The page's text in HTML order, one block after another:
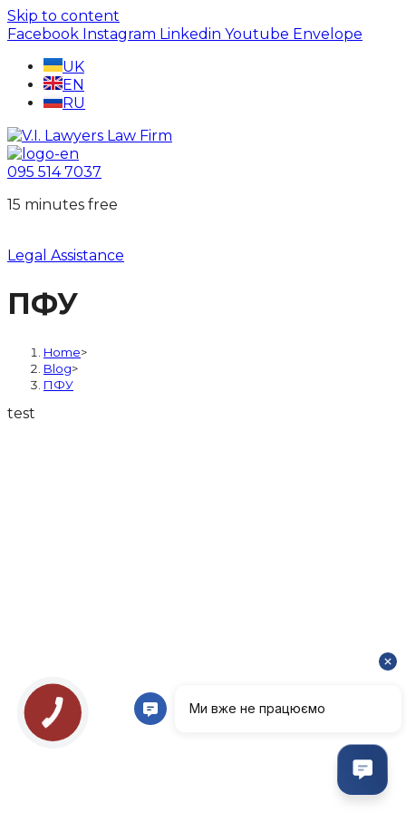
Skip to content
Facebook Instagram Linkedin Youtube Envelope
UK
EN
RU
095 514 7037
15 minutes free
Legal Assistance
ПФУ
Home>
Blog>
ПФУ
test
КНОПКА
ЗВ'ЯЗКУ